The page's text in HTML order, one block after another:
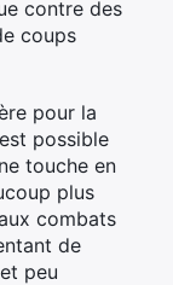
contre des
coups
pour la
possible
touche en
plus
combats
de
peu